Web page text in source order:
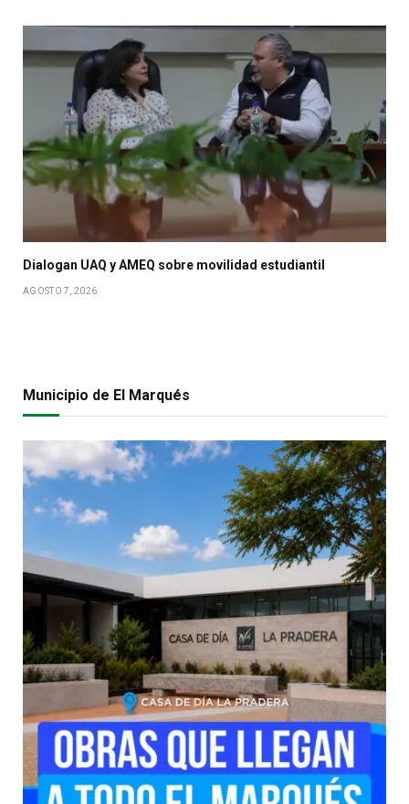
Dialogan UAQ y AMEQ sobre movilidad estudiantil
AGOSTO 7, 2026
Municipio de El Marqués